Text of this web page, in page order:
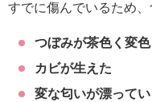
すでに傷んでいるため、
つぼみが茶色く変
カビが生えた
変な匂いが漂ってい